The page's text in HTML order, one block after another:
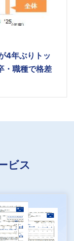
4年ぶりトッ
職種で格差
ビス